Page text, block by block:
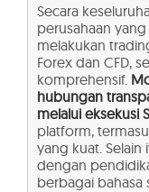
Secara
perusahaan
melakukan
Forex dan CFD,
komprehensif.
hubungan
melalui eksekusi
platform,
yang kuat.
dengan
berbagai bahasa